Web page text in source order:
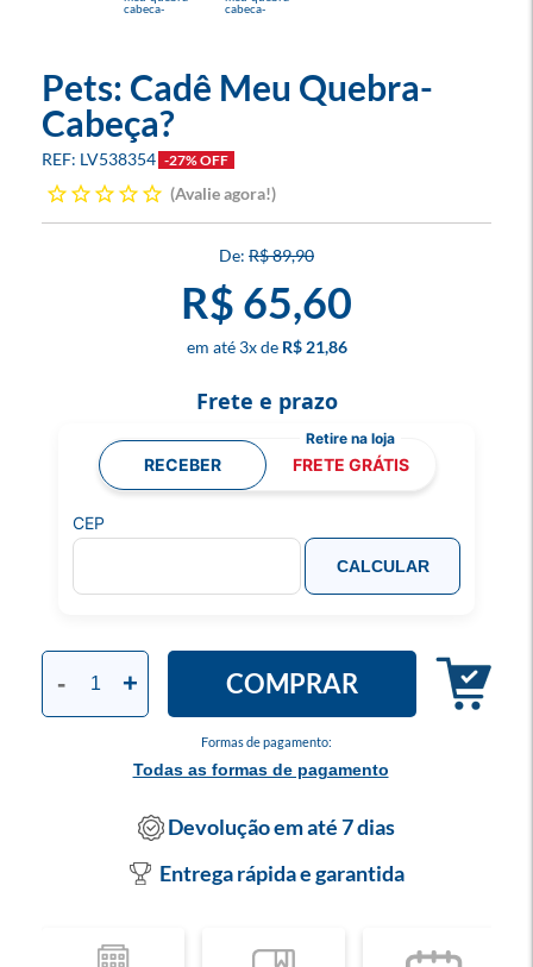
Pets: Cadê Meu Quebra-
Cabeça?
LV538354 -27% OFF
Avalie agora!
R$ 89,90
R$ 65,60
3x R$ 21,86
Formas de pagamento:
Todas as formas de pagamento
- + COMPRAR
Frete e prazo
RECEBER FRETE GRÁTIS
CEP
CALCULAR
Devolução em até 7 dias
Entrega rápida e garantida